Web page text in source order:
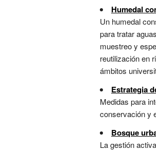
Humedal
Un humedal
para tratar
muestreo y
reutilización en
ámbitos
Estrategia
Medidas para
conservación y
Bosque
La gestión